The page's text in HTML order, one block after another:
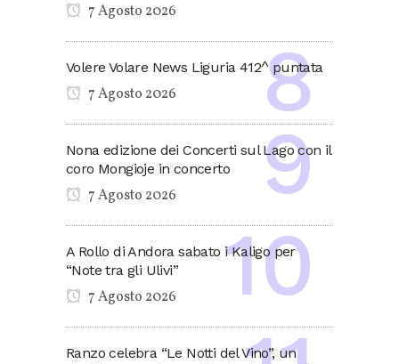
7 Agosto 2026
Volere Volare News Liguria 412^ puntata
7 Agosto 2026
Nona edizione dei Concerti sul Lago con il
coro Mongioje in concerto
7 Agosto 2026
A Rollo di Andora sabato i Kaligo per
“Note tra gli Ulivi”
7 Agosto 2026
Ranzo celebra “Le Notti del Vino”, un